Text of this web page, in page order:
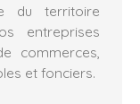
du territoire
entreprises
commerces,
et fonciers.